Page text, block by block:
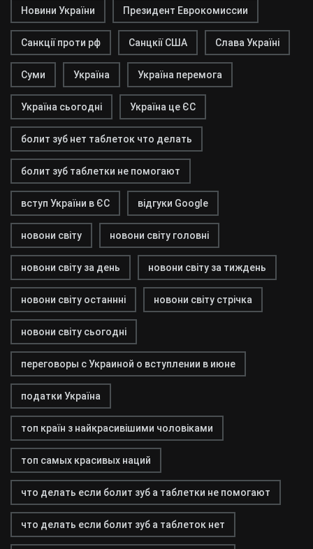
Новини України Президент Еврокомиссии
Санкції проти рф Санцкії США Слава Україні
Суми Україна Україна перемога
Україна сьогодні Україна це ЄС
болит зуб нет таблеток что делать
болит зуб таблетки не помогают
вступ України в ЄС відгуки Google
новони світу новони світу головні
новони світу за день новони світу за тиждень
новони світу останнні новони світу стрічка
новони світу сьогодні
переговоры с Украиной о вступлении в июне
податки Україна
топ країн з найкрасивішими чоловіками
топ самых красивых наций
что делать если болит зуб а таблетки не помогают
что делать если болит зуб а таблеток нет